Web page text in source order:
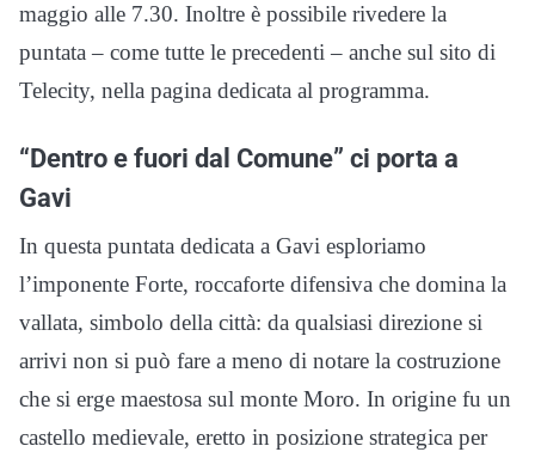
maggio alle 7.30. Inoltre è possibile rivedere la
puntata – come tutte le precedenti – anche sul sito di
Telecity, nella pagina dedicata al programma.
“Dentro e fuori dal Comune” ci porta a
Gavi
In questa puntata dedicata a Gavi esploriamo
l’imponente Forte, roccaforte difensiva che domina la
vallata, simbolo della città: da qualsiasi direzione si
arrivi non si può fare a meno di notare la costruzione
che si erge maestosa sul monte Moro. In origine fu un
castello medievale, eretto in posizione strategica per